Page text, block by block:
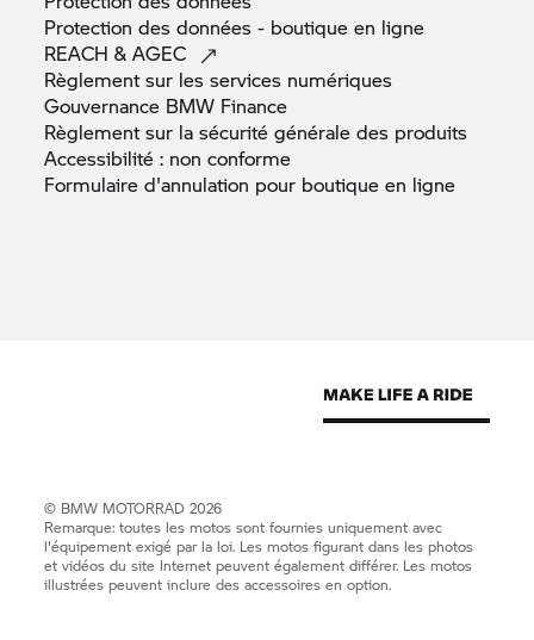
Protection des données - boutique en ligne
REACH &AGEC
Règlement sur les services numériques
Gouvernance BMW Finance
Règlement sur la sécurité générale des produits
Accessibilité : nonconforme
Formulaire d'annulation pour boutique en ligne
© BMW MOTORRAD 2026
Remarque: toutes les motos sont fournies uniquement avec
l'équipement exigé par la loi. Les motos figurant dans les photos
et vidéos du site Internet peuvent également différer. Les motos
illustrées peuvent inclure des accessoires en option.